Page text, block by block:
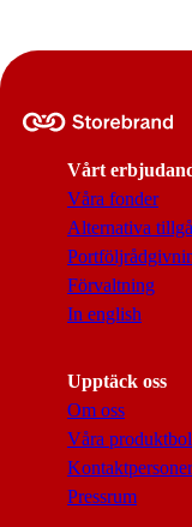
Vårt
Våra fonder
Alternativa
Förvaltning
In english
Upptäck oss
Om oss
Våra
Kontaktpersoner
Pressrum